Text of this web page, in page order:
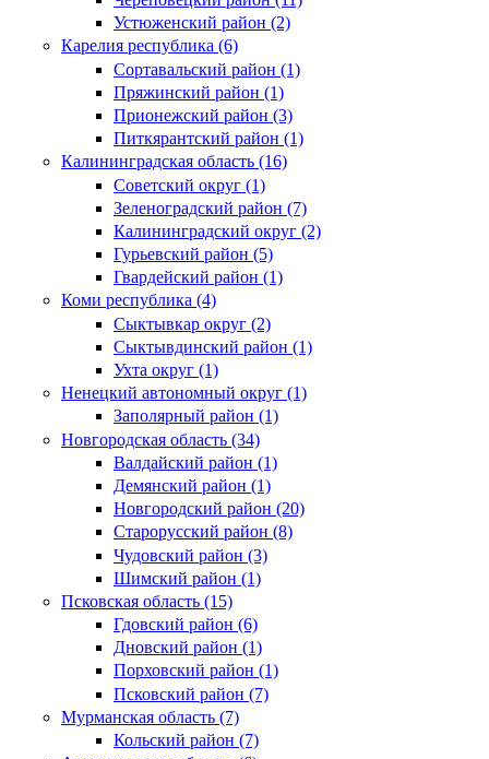
Устюженский район (2)
Карелия республика (6)
Сортавальский район (1)
Пряжинский район (1)
Прионежский район (3)
Питкярантский район (1)
Калининградская область (16)
Советский округ (1)
Зеленоградский район (7)
Калининградский округ (2)
Гурьевский район (5)
Гвардейский район (1)
Коми республика (4)
Сыктывкар округ (2)
Сыктывдинский район (1)
Ухта округ (1)
Ненецкий автономный округ (1)
Заполярный район (1)
Новгородская область (34)
Валдайский район (1)
Демянский район (1)
Новгородский район (20)
Старорусский район (8)
Чудовский район (3)
Шимский район (1)
Псковская область (15)
Гдовский район (6)
Дновский район (1)
Порховский район (1)
Псковский район (7)
Мурманская область (7)
Кольский район (7)